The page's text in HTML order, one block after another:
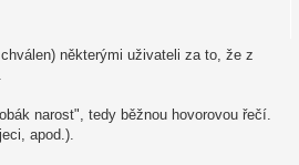
některými uživateli za to, že z
narost", tedy běžnou hovorovou řečí.
apod.).